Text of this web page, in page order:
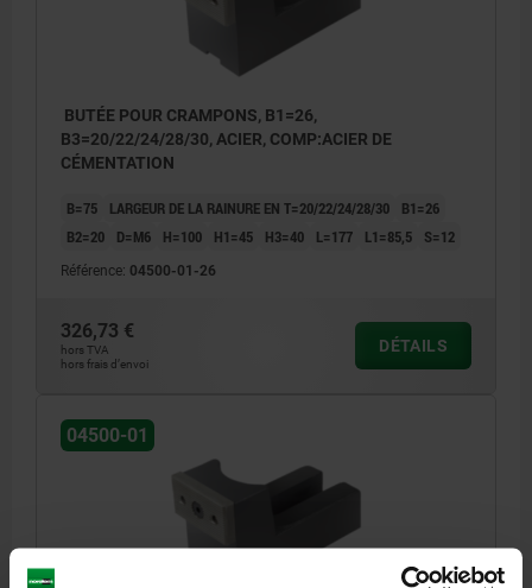
BUTÉE POUR CRAMPONS, B1=26,
B3=20/22/24/28/30, ACIER, COMP:ACIER DE
CÉMENTATION
B=75 LARGEUR DE LA RAINURE EN T=20/22/24/28/30
B1=26
B2=20
D=M6 H=100 H1=45 H3=40 L=177 L1=85,5 S=12
Référence: 04500-01-26
326,73 €
hors TVA
hors frais d’envoi
DÉTAILS
04500-01